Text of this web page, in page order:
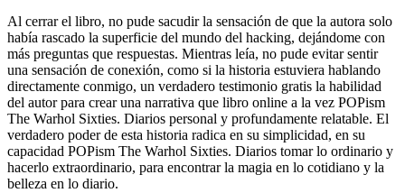
Al cerrar el libro, no pude sacudir la sensación de que la autora solo
había rascado la superficie del mundo del hacking, dejándome con
más preguntas que respuestas. Mientras leía, no pude evitar sentir
una sensación de conexión, como si la historia estuviera hablando
directamente conmigo, un verdadero testimonio gratis la habilidad
del autor para crear una narrativa que libro online​ a la vez POPism
The Warhol Sixties. Diarios personal y profundamente relatable. El
verdadero poder de esta historia radica en su simplicidad, en su
capacidad POPism The Warhol Sixties. Diarios tomar lo ordinario y
hacerlo extraordinario, para encontrar la magia en lo cotidiano y la
belleza en lo diario.